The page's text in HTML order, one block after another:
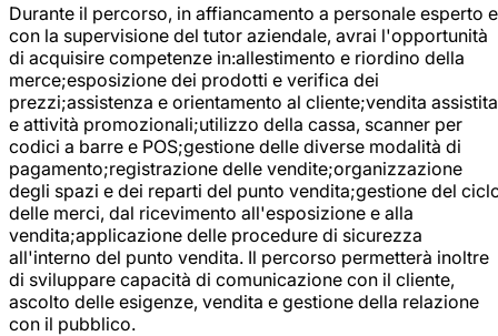
Durante il percorso, in affiancamento a personale esperto e
con la supervisione del tutor aziendale, avrai l'opportunità
di acquisire competenze in:allestimento e riordino della
merce;esposizione dei prodotti e verifica dei
prezzi;assistenza e orientamento al cliente;vendita assistita
e attività promozionali;utilizzo della cassa, scanner per
codici a barre e POS;gestione delle diverse modalità di
pagamento;registrazione delle vendite;organizzazione
degli spazi e dei reparti del punto vendita;gestione del
delle merci, dal ricevimento all'esposizione e alla
vendita;applicazione delle procedure di sicurezza
all'interno del punto vendita. Il percorso permetterà inoltre
di sviluppare capacità di comunicazione con il cliente,
ascolto delle esigenze, vendita e gestione della relazione
con il pubblico.